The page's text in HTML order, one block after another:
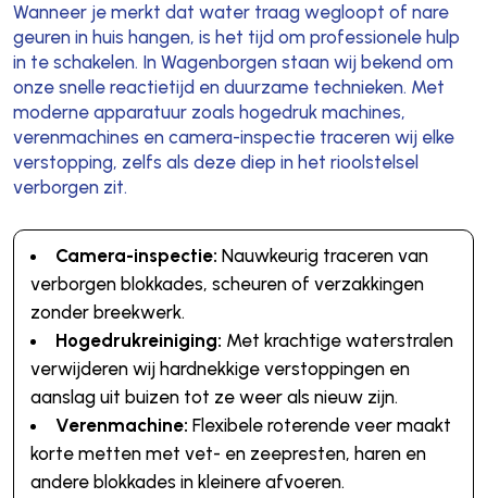
Wanneer je merkt dat water traag wegloopt of nare
geuren in huis hangen, is het tijd om professionele hulp
in te schakelen. In Wagenborgen staan wij bekend om
onze snelle reactietijd en duurzame technieken. Met
moderne apparatuur zoals hogedruk machines,
verenmachines en camera-inspectie traceren wij elke
verstopping, zelfs als deze diep in het rioolstelsel
verborgen zit.
Camera-inspectie: Nauwkeurig traceren van
verborgen blokkades, scheuren of verzakkingen
zonder breekwerk.
Hogedrukreiniging: Met krachtige waterstralen
verwijderen wij hardnekkige verstoppingen en
aanslag uit buizen tot ze weer als nieuw zijn.
Verenmachine: Flexibele roterende veer maakt
korte metten met vet- en zeepresten, haren en
andere blokkades in kleinere afvoeren.